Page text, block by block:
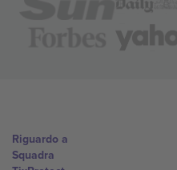
Riguardo a
Squadra